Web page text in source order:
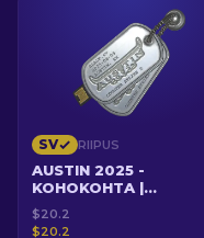
SV RIIPUS
AUSTIN 2025 -
KOHOKOHTA |
TUPLATAPPO
901:LLE
$20.2
$20.2